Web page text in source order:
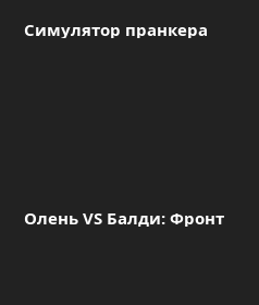
Симулятор пранкера
Олень VS Балди: Фронт